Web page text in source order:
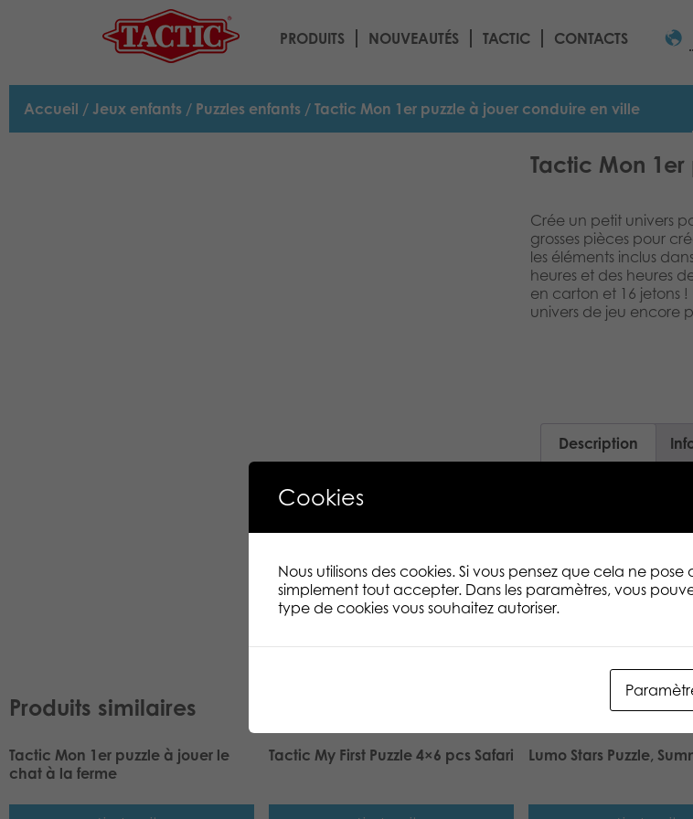
PRODUITS NOUVEAUTÉS TACTIC CONTACTS
Accueil / Jeux enfants / Puzzles enfants / Tactic Mon 1er puzzle à jouer conduire en ville
Tactic Mon
Crée un petit univers
grosses pièces pour
les éléments inclus
heures et des heures
en carton et 16 jetons !
univers de jeu encore
Description
Crée un petit
les grosses pièces
ensuite les
favoris pour des
en bois, 16
produits Puzzle &
grand.
Produits similaires
Tactic Mon 1er puzzle à jouer le
chat à la ferme
Tactic My First Puzzle 4×6 pcs Safari Lumo Stars Puzzle,
Cookies
Nous utilisons des cookies. Si vous pensez que cela ne
simplement tout accepter. Dans les paramètres, vous
type de cookies vous souhaitez autoriser.